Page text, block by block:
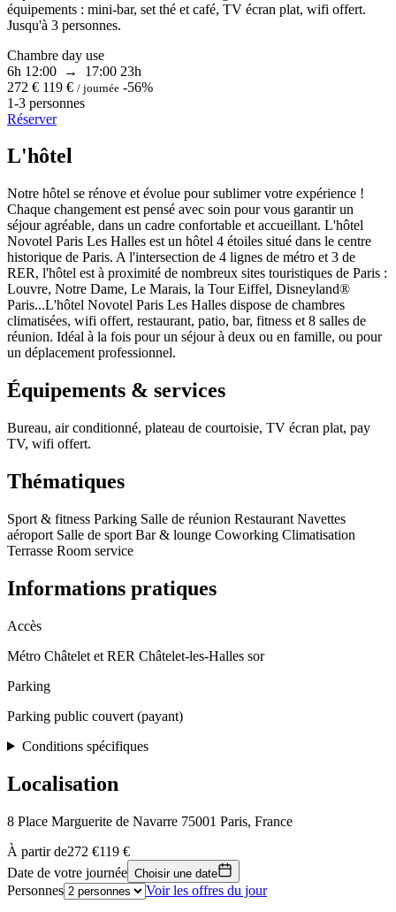
équipements : mini-bar, set thé et café, TV écran plat, wifi offert.
Jusqu'à 3 personnes.
Chambre day use
6h 12:00 → 17:00 23h
272 € 119 € / journée -56%
1-3 personnes
Réserver
L'hôtel
Notre hôtel se rénove et évolue pour sublimer votre expérience !
Chaque changement est pensé avec soin pour vous garantir un
séjour agréable, dans un cadre confortable et accueillant. L'hôtel
Novotel Paris Les Halles est un hôtel 4 étoiles situé dans le centre
historique de Paris. A l'intersection de 4 lignes de métro et 3 de
RER, l'hôtel est à proximité de nombreux sites touristiques de Paris :
Louvre, Notre Dame, Le Marais, la Tour Eiffel, Disneyland®
Paris...L'hôtel Novotel Paris Les Halles dispose de chambres
climatisées, wifi offert, restaurant, patio, bar, fitness et 8 salles de
réunion. Idéal à la fois pour un séjour à deux ou en famille, ou pour
un déplacement professionnel.
Équipements & services
Bureau, air conditionné, plateau de courtoisie, TV écran plat, pay
TV, wifi offert.
Thématiques
Sport & fitness Parking Salle de réunion Restaurant Navettes
aéroport Salle de sport Bar & lounge Coworking Climatisation
Terrasse Room service
Informations pratiques
Accès
Métro Châtelet et RER Châtelet-les-Halles sor
Parking
Parking public couvert (payant)
Conditions spécifiques
Localisation
8 Place Marguerite de Navarre 75001 Paris, France
119 €
+
−
À partir de272 €119 €
Date de votre journée Choisir une date
Personnes Voir les offres du jour